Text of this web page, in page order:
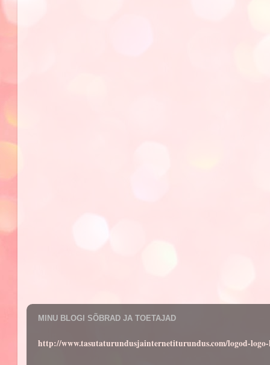
MINU BLOGI SÕBRAD JA TOETAJAD
http://www.tasutaturundusjainternetiturundus.com/logod-